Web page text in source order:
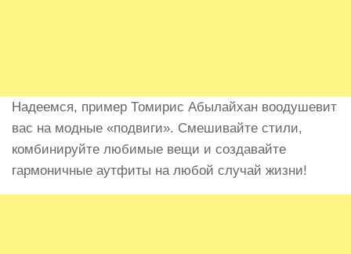
Надеемся, пример Томирис Абылайхан воодушевит
вас на модные «подвиги». Смешивайте стили,
комбинируйте любимые вещи и создавайте
гармоничные аутфиты на любой случай жизни!